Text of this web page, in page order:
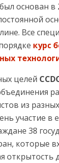
основан в
Все
курс
целей
из
участие в
38
которые
открытость